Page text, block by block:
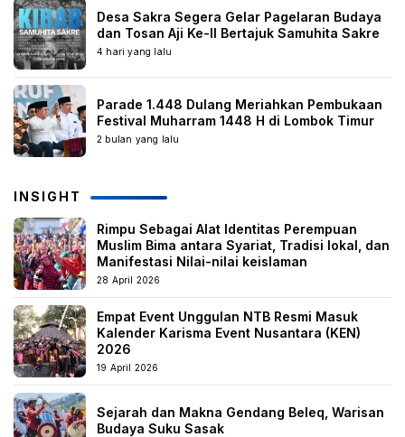
Desa Sakra Segera Gelar Pagelaran Budaya
dan Tosan Aji Ke-II Bertajuk Samuhita Sakre
4 hari yang lalu
Parade 1.448 Dulang Meriahkan Pembukaan
Festival Muharram 1448 H di Lombok Timur
2 bulan yang lalu
INSIGHT
Rimpu Sebagai Alat Identitas Perempuan
Muslim Bima antara Syariat, Tradisi lokal, dan
Manifestasi Nilai-nilai keislaman
28 April 2026
Empat Event Unggulan NTB Resmi Masuk
Kalender Karisma Event Nusantara (KEN)
2026
19 April 2026
Sejarah dan Makna Gendang Beleq, Warisan
Budaya Suku Sasak